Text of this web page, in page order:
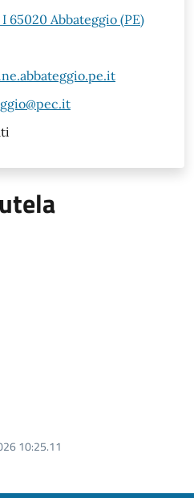
65020 Abbateggio (PE)
10:25.11